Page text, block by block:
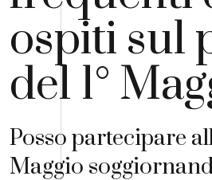
ospiti sul
del 1°
Posso partecipare
Maggio